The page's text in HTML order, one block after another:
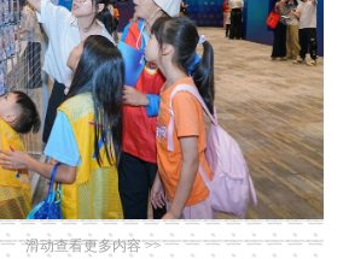
滑动查看更多内容 >>